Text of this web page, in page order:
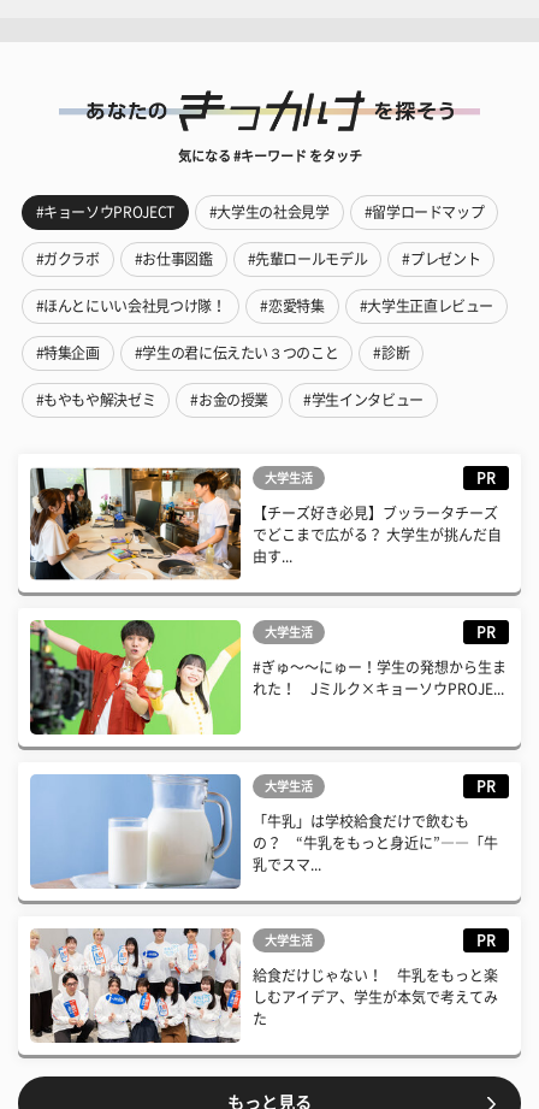
気になる #キーワード をタッチ
#キョーソウPROJECT #大学生の社会見学 #留学ロードマップ
#ガクラボ #お仕事図鑑 #先輩ロールモデル #プレゼント
#ほんとにいい会社見つけ隊！ #恋愛特集 #大学生正直レビュー
#特集企画 #学生の君に伝えたい３つのこと #診断
#もやもや解決ゼミ #お金の授業 #学生インタビュー
大学生活 PR
【チーズ好き必見】ブッラータチーズ
でどこまで広がる？ 大学生が挑んだ自
由す...
大学生活 PR
#ぎゅ〜〜にゅー！学生の発想から生ま
れた！ Jミルク×キョーソウPROJE...
大学生活 PR
「牛乳」は学校給食だけで飲むも
の？ “牛乳をもっと身近に”――「牛
乳でスマ...
大学生活 PR
給食だけじゃない！ 牛乳をもっと楽
しむアイデア、学生が本気で考えてみ
た
もっと見る